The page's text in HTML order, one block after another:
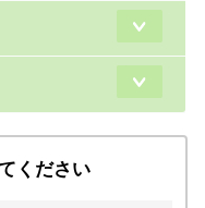
ください